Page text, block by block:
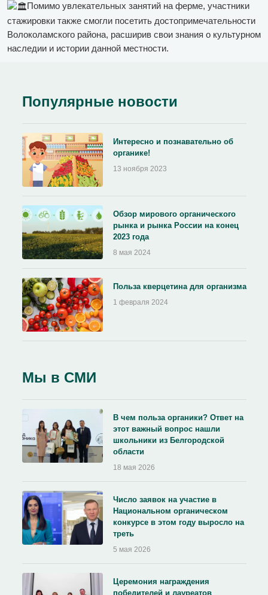
Помимо увлекательных занятий на ферме, участники
стажировки также смогли посетить достопримечательности
Волоколамского района, расширив свои знания о культурном
наследии и истории данной местности.
Популярные новости
Интересно и познавательно об
органике!
13 ноября 2023
Обзор мирового органического
рынка и рынка России на конец
2023 года
8 мая 2024
Польза кверцетина для организма
1 февраля 2024
Мы в СМИ
В чем польза органики? Ответ на
этот важный вопрос нашли
школьники из Белгородской
области
18 мая 2026
Число заявок на участие в
Национальном органическом
конкурсе в этом году выросло на
треть
5 мая 2026
Церемония награждения
победителей и лауреатов